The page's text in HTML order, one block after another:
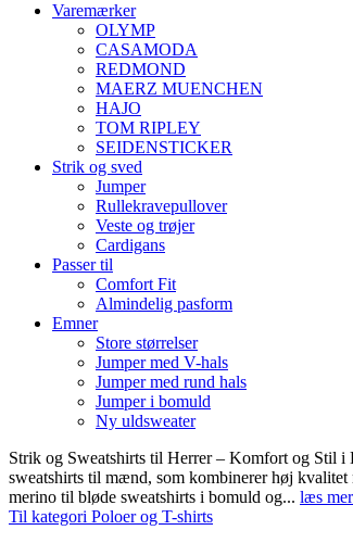
Varemærker
OLYMP
CASAMODA
REDMOND
MAERZ MUENCHEN
HAJO
TOM RIPLEY
SEIDENSTICKER
Strik og sved
Jumper
Rullekravepullover
Veste og trøjer
Cardigans
Passer til
Comfort Fit
Almindelig pasform
Emner
Store størrelser
Jumper med V-hals
Jumper med rund hals
Jumper i bomuld
Ny uldsweater
Strik og Sweatshirts til Herrer – Komfort og Stil
sweatshirts til mænd, som kombinerer høj
merino til bløde sweatshirts i bomuld og... læs
Til kategori Poloer og T-shirts